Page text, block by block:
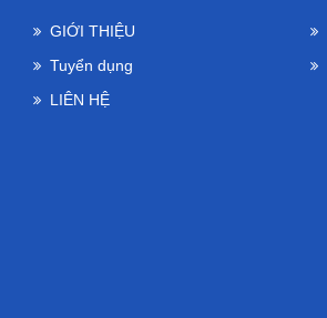
GIỚI THIỆU
Tuyển dụng
LIÊN HỆ